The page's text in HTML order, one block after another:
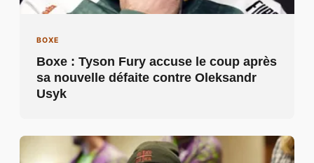
BOXE
Boxe : Tyson Fury accuse le coup après
sa nouvelle défaite contre Oleksandr
Usyk